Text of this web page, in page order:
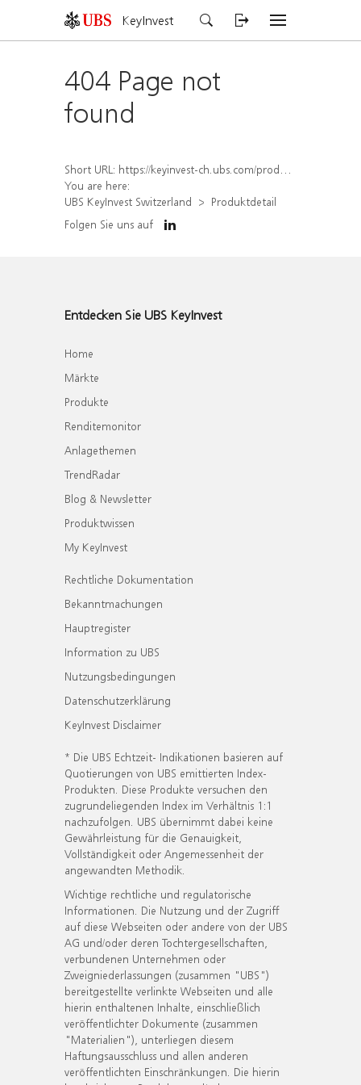
KeyInvest
404 Page not
found
Short URL: https://keyinvest-ch.ubs.com/produkt/detail/index/isin/CH1572292352
You are here:
UBS KeyInvest Switzerland
Produktdetail
Folgen Sie uns auf
Entdecken Sie UBS KeyInvest
Home
Märkte
Produkte
Renditemonitor
Anlagethemen
TrendRadar
Blog & Newsletter
Produktwissen
My KeyInvest
Rechtliche Dokumentation
Bekanntmachungen
Hauptregister
Information zu UBS
Nutzungsbedingungen
Datenschutzerklärung
KeyInvest Disclaimer
* Die UBS Echtzeit- Indikationen basieren auf
Quotierungen von UBS emittierten Index-
Produkten. Diese Produkte versuchen den
zugrundeliegenden Index im Verhältnis 1:1
nachzufolgen. UBS übernimmt dabei keine
Gewährleistung für die Genauigkeit,
Vollständigkeit oder Angemessenheit der
angewandten Methodik.
Wichtige rechtliche und regulatorische
Informationen. Die Nutzung und der Zugriff
auf diese Webseiten oder andere von der UBS
AG und/oder deren Tochtergesellschaften,
verbundenen Unternehmen oder
Zweigniederlassungen (zusammen "UBS")
bereitgestellte verlinkte Webseiten und alle
hierin enthaltenen Inhalte, einschließlich
veröffentlichter Dokumente (zusammen
"Materialien"), unterliegen diesem
Haftungsausschluss und allen anderen
veröffentlichten Einschränkungen. Die hierin